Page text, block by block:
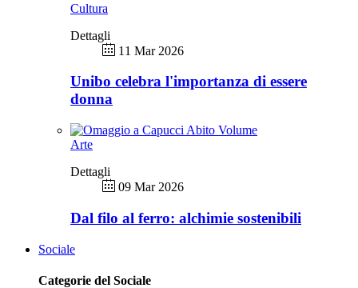
Cultura
Dettagli
11 Mar 2026
Unibo celebra l'importanza di essere
donna
Arte
Dettagli
09 Mar 2026
Dal filo al ferro: alchimie sostenibili
Sociale
Categorie del Sociale